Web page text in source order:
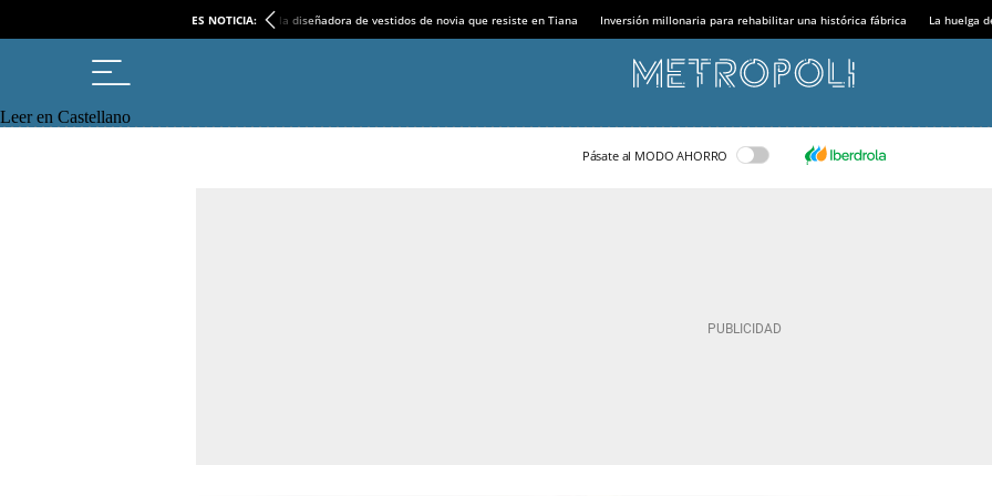
ES NOTICIA: la diseñadora de vestidos de novia que resiste en Tiana Inversión millonaria para rehabilitar una histórica fábrica La huelga
Leer en Castellano
Pásate al MODO AHORRO